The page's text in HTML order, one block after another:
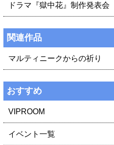
ドラマ『獄中花』制作発表会
関連作品
マルティニークからの祈り
おすすめ
VIPROOM
イベント一覧